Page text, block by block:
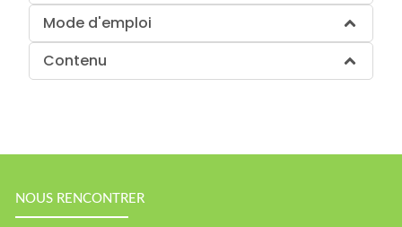
Mode d'emploi
Contenu
NOUS RENCONTRER